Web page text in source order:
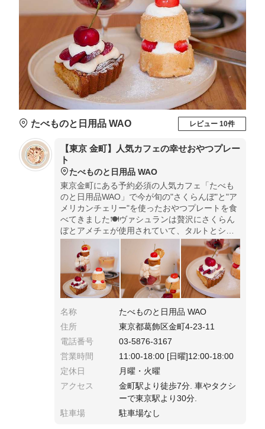
たべものと日用品 WAO レビュー 10件
【東京 金町】人気カフェの幸せおやつプレー
ト
たべものと日用品 WAO
東京金町にある予約必須の人気カフェ「たべも
のと日用品WAO」で今が旬の"さくらんぼ"と"ア
メリカンチェリー"を使ったおやつプレートを食
べてきました🍽ヴァシュランは贅沢にさくらん
ぼとアメチェが使用されていて、タルトとシフ
ォンケーキはさくらんぼかアメチェか好きな方
を選べます💕今の季節だけの特別なスイーツを
ご賞味あれ✨
名称
たべものと日用品 WAO
住所
東京都葛飾区金町4-23-11
電話番号
03-5876-3167
営業時間
11:00-18:00 [日曜]12:00-18:00
定休日
月曜・火曜
アクセス
金町駅より徒歩7分. 車やタクシ
ーで東京駅より30分.
駐車場
駐車場なし